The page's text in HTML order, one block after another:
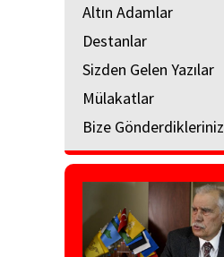
Altın Adamlar
Destanlar
Sizden Gelen Yazılar
Mülakatlar
Bize Gönderdikleriniz